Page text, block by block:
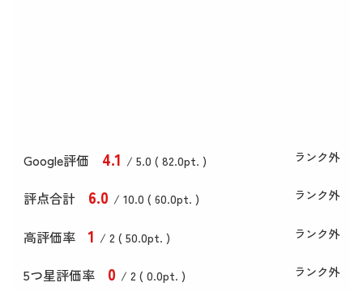
Google評価 4.1 / 5.0 ( 82.0pt. ) ランク外
評点合計 6.0 / 10.0 ( 60.0pt. ) ランク外
高評価率 1 / 2 ( 50.0pt. ) ランク外
5つ星評価率 0 / 2 ( 0.0pt. ) ランク外